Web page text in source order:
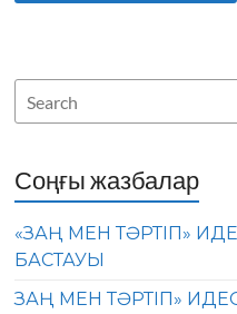
Соңғы жазбалар
«ЗАҢ МЕН ТӘРТІП»
БАСТАУЫ
ЗАҢ МЕН ТӘРТІП»